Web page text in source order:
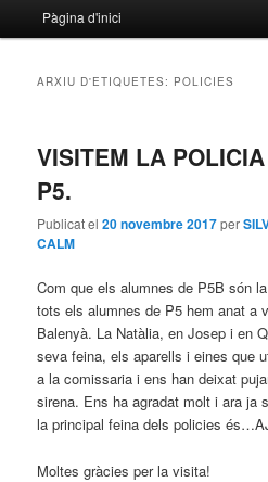
principal
Aneu
principal
Aneu
secundari
Pàgina d'inici
ARXIU D'ETIQUETES: POLICIES
VISITEM LA
P5.
Publicat el20 novembre 2017per
CALM
Com que els alumnes de P5B són
tots els alumnes de P5 hem anat a
Balenyà. La Natàlia, en Josep i en
seva feina, els aparells i eines que
a la comissaria i ens han deixat
sirena. Ens ha agradat molt i ara ja
la principal feina dels policies
Moltes gràcies per la visita!